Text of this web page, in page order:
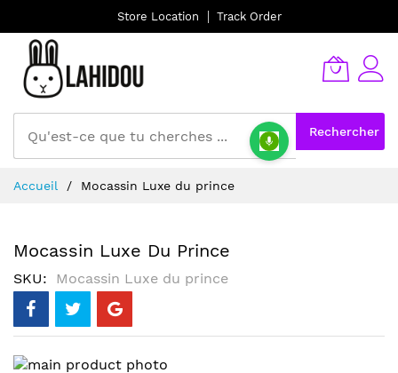
Store Location Track Order
Rechercher
au
Accueil Mocassin Luxe du prince
Mocassin Luxe Du Prince
SKU Mocassin Luxe du prince
Skip